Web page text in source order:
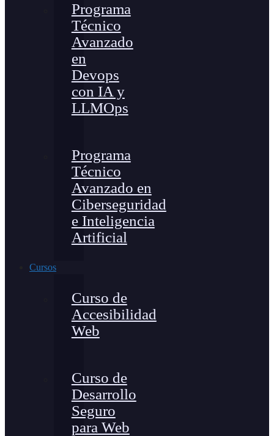
Programa
Técnico
Avanzado
en
Devops
con IA y
LLMOps
Programa
Técnico
Avanzado en
Ciberseguridad
e Inteligencia
Artificial
Cursos
Curso de
Accesibilidad
Web
Curso de
Desarrollo
Seguro
para Web